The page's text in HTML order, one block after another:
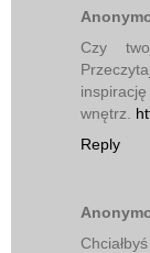
Czy
wnętrz.
Reply